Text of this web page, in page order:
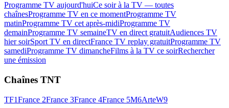
Programme TV aujourd'huiCe soir à la TV — toutes
chaînesProgramme TV en ce momentProgramme TV
matinProgramme TV cet après-midiProgramme TV
demainProgramme TV semaineTV en direct gratuitAudiences TV
hier soirSport TV en directFrance TV replay gratuitProgramme TV
samediProgramme TV dimancheFilms à la TV ce soirRechercher
une émission
Chaînes TNT
TF1France 2France 3France 4France 5M6ArteW9